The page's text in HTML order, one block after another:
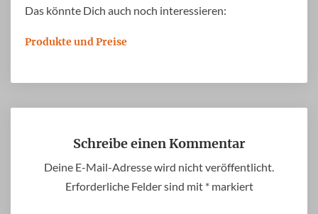
Das könnte Dich auch noch interessieren:
Produkte und Preise
Schreibe einen Kommentar
Deine E-Mail-Adresse wird nicht veröffentlicht.
Erforderliche Felder sind mit *markiert